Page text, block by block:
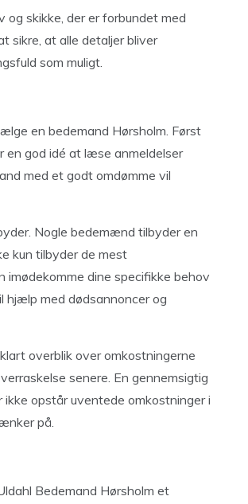
og skikke, der er forbundet med
sikre, at alle detaljer bliver
som muligt.
en bedemand Hørsholm. Først
en god idé at læse anmeldelser
med et godt omdømme vil
Nogle bedemænd tilbyder en
kun tilbyder de mest
dine specifikke behov
hjælp med dødsannoncer og
overblik over omkostningerne
senere. En gennemsigtig
opstår uventede omkostninger i
på.
Bedemand Hørsholm et